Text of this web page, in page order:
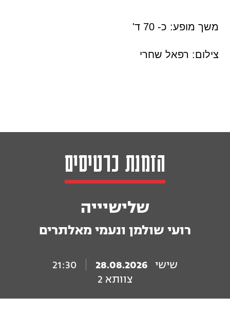
משך מופע: כ- 70 ד'
צילום: רפאל שחרי
הזמנת כרטיסים
שלישיייה
רועי שולמן ונעמי מאלתרים
שישי 28.08.2026
21:30
צוותא 2